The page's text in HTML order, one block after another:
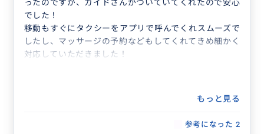
ったのですが、ガイドさんがついていてくれたので安心
でした！
移動もすぐにタクシーをアプリで呼んでくれスムーズで
したし、マッサージの予約などもしてくれてきめ細かく
対応していただきました！
もっと見る
参考になった 2